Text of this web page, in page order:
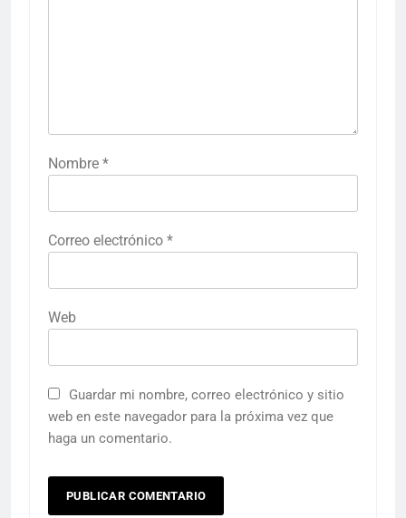
Nombre *
Correo electrónico *
Web
Guardar mi nombre, correo electrónico y sitio
web en este navegador para la próxima vez que
haga un comentario.